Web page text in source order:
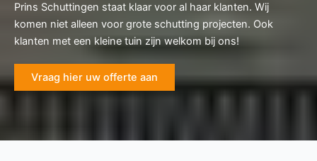
Prins Schuttingen staat klaar voor al haar klanten. Wij
komen niet alleen voor grote schutting projecten. Ook
klanten met een kleine tuin zijn welkom bij ons!
Vraag hier uw offerte aan